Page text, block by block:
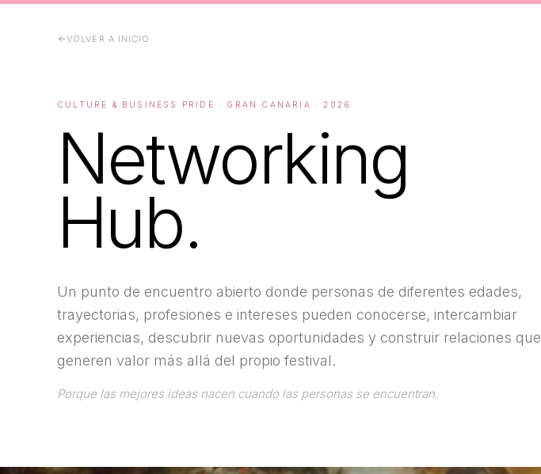
VOLVER A INICIO
CULTURE & BUSINESS PRIDE · GRAN CANARIA · 2026
Networking
Hub.
Un punto de encuentro abierto donde personas de diferentes edades,
trayectorias, profesiones e intereses pueden conocerse, intercambiar
experiencias, descubrir nuevas oportunidades y construir relaciones que
generen valor más allá del propio festival.
Porque las mejores ideas nacen cuando las personas se encuentran.